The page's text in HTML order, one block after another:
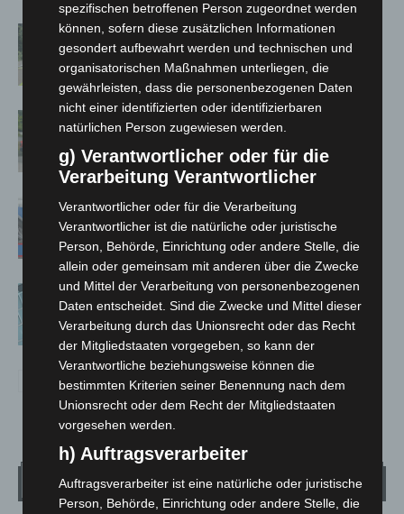
Brand im „Haus der Begegnung“ in
Neuwarmbüchen schnell eingedämmt
Region Hannover: 21 neue
Kreuz
Mann läuft mit Hockeyschläger über
A7 – Polizei sucht Zeugen
Anklage nach Abschaltung von
„Archetyp Market“ erhoben
Wetter
spezifischen betroffenen Person zugeordnet werden
können, sofern diese zusätzlichen Informationen
gesondert aufbewahrt werden und technischen und
organisatorischen Maßnahmen unterliegen, die
gewährleisten, dass die personenbezogenen Daten
nicht einer identifizierten oder identifizierbaren
natürlichen Person zugewiesen werden.
g) Verantwortlicher oder für die
Verarbeitung Verantwortlicher
Verantwortlicher oder für die Verarbeitung
Verantwortlicher ist die natürliche oder juristische
Person, Behörde, Einrichtung oder andere Stelle, die
allein oder gemeinsam mit anderen über die Zwecke
und Mittel der Verarbeitung von personenbezogenen
Daten entscheidet. Sind die Zwecke und Mittel dieser
Verarbeitung durch das Unionsrecht oder das Recht
der Mitgliedstaaten vorgegeben, so kann der
Verantwortliche beziehungsweise können die
bestimmten Kriterien seiner Benennung nach dem
Unionsrecht oder dem Recht der Mitgliedstaaten
vorgesehen werden.
h) Auftragsverarbeiter
Auftragsverarbeiter ist eine natürliche oder juristische
Person, Behörde, Einrichtung oder andere Stelle, die